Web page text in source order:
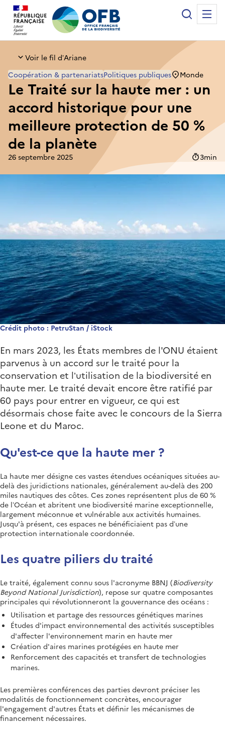
Office français de la biodiversité
Recherche
Voir le fil d’Ariane
Le Traité sur la haute mer : un
accord historique pour une
meilleure protection de 50 %
de la planète
Coopération & partenariatsPolitiques publiques Monde
26 septembre 2025 Temps
3min
Crédit photo : PetruStan / iStock
En mars 2023, les États membres de l'ONU étaient
parvenus à un accord sur le traité pour la
conservation et l’utilisation de la biodiversité en
haute mer. Le traité devait encore être ratifié par
60 pays pour entrer en vigueur, ce qui est
désormais chose faite avec le concours de la Sierra
Leone et du Maroc.
Qu'est-ce que la haute mer ?
La haute mer désigne ces vastes étendues océaniques situées au-
delà des juridictions nationales, généralement au-delà des 200
miles nautiques des côtes. Ces zones représentent plus de 60 %
de l’Océan et abritent une biodiversité marine exceptionnelle,
largement méconnue et vulnérable aux activités humaines.
Jusqu'à présent, ces espaces ne bénéficiaient pas d’une
protection internationale coordonnée.
Les quatre piliers du traité
Le traité, également connu sous l'acronyme BBNJ (Biodiversity
Beyond National Jurisdiction), repose sur quatre composantes
principales qui révolutionneront la gouvernance des océans :
Utilisation et partage des ressources génétiques marines
Études d'impact environnemental des activités susceptibles
d'affecter l'environnement marin en haute mer
Création d'aires marines protégées en haute mer
Renforcement des capacités et transfert de technologies
marines.
Les premières conférences des parties devront préciser les
modalités de fonctionnement concrètes, encourager
l'engagement d'autres États et définir les mécanismes de
financement nécessaires.
Panneau de gestion des cookies